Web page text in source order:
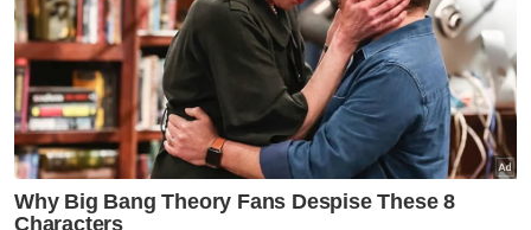
Anwar Ibrahim
Prof Naquib Al Attas
ISTAC